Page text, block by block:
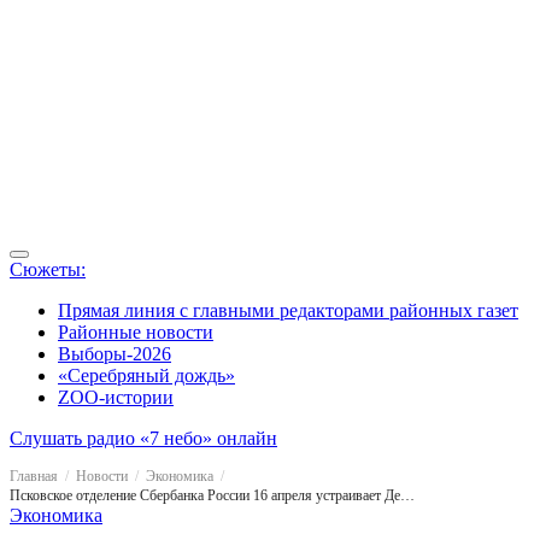
Сюжеты:
Прямая линия с главными редакторами районных газет
Районные новости
Выборы-2026
«Серебряный дождь»
ZOO-истории
Слушать радио «7 небо» онлайн
Главная Новости
Экономика
Псковское отделение Сбербанка России 16 апреля устраивает День открытых дверей
Экономика